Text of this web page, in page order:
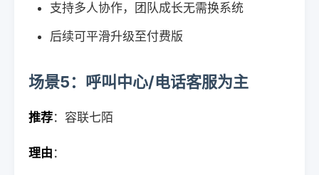
支持多人协作，团队成长无需换系统
后续可平滑升级至付费版
场景5：呼叫中心/电话客服为主
推荐：容联七陌
理由 ：